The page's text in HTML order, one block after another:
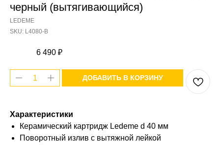
черный (вытягивающийся)
LEDEME
SKU: L4080-B
6 490 ₽
ДОБАВИТЬ В КОРЗИНУ
Характеристики
Керамический картридж Ledeme d 40 мм
Поворотный излив с вытяжной лейкой